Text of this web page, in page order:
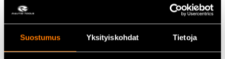
Suostumus Yksityiskohdat Tietoja
mot batteripolen
Slitstark konstruktion:
Utformad för krävande
användningsförhållanden
Mångsidig användning:Fordon, arbetsmaskiner och